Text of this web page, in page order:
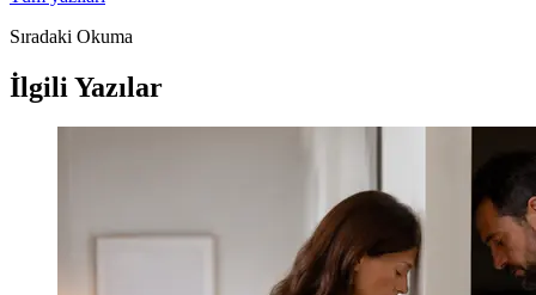
Sıradaki Okuma
İlgili Yazılar